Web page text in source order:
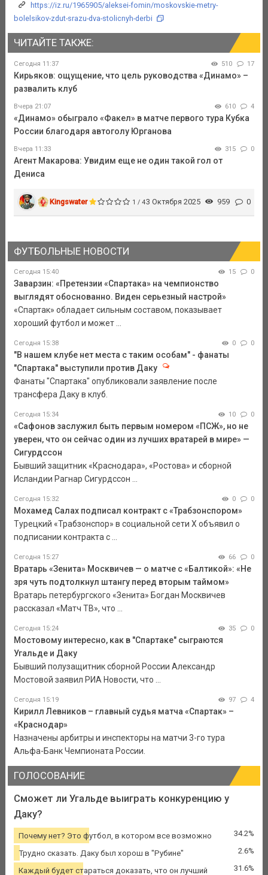
https://iz.ru/1965905/aleksei-fomin/moskovskie-metry-
bolelsikov-zdut-srazu-dva-stolicnyh-derbi
ЧИТАЙТЕ ТАКЖЕ:
Сегодня 11:37 510 17
Кирьяков: ощущение, что цель руководства «Динамо» –
развалить клуб
Вчера 21:07 610 4
«Динамо» обыграло «Факел» в матче первого тура Кубка
России благодаря автоголу Юрганова
Вчера 11:33 315 0
Агент Макарова: Увидим еще не один такой гол от
Дениса
Kingswater 1 / 43 Октября 2025 959 0
ФУТБОЛЬНЫЕ НОВОСТИ
Сегодня 15:40 15 0
Заварзин: «Претензии «Спартака» на чемпионство
выглядят обоснованно. Виден серьезный настрой»
«Спартак» обладает сильным составом, показывает
хороший футбол и может ...
Сегодня 15:38 0 0
"В нашем клубе нет места с таким особам" - фанаты
"Спартака" выступили против Даку
Фанаты "Спартака" опубликовали заявление после
трансфера Даку в клуб.
Сегодня 15:34 10 0
«Сафонов заслужил быть первым номером «ПСЖ», но не
уверен, что он сейчас один из лучших вратарей в мире» —
Сигурдссон
Бывший защитник «Краснодара», «Ростова» и сборной
Исландии Рагнар Сигурдссон ...
Сегодня 15:32 0 0
Мохамед Салах подписал контракт с «Трабзонспором»
Турецкий «Трабзонспор» в социальной сети Х объявил о
подписании контракта с ...
Сегодня 15:27 66 0
Вратарь «Зенита» Москвичев — о матче с «Балтикой»: «Не
зря чуть подтолкнул штангу перед вторым таймом»
Вратарь петербургского «Зенита» Богдан Москвичев
рассказал «Матч ТВ», что ...
Сегодня 15:24 35 0
Мостовому интересно, как в "Спартаке" сыграются
Угальде и Даку
Бывший полузащитник сборной России Александр
Мостовой заявил РИА Новости, что ...
Сегодня 15:19 97 4
Кирилл Левников – главный судья матча «Спартак» –
«Краснодар»
Назначены арбитры и инспекторы на матчи 3-го тура
Альфа-Банк Чемпионата России.
ГОЛОСОВАНИЕ
Сможет ли Угальде выиграть конкуренцию у
Даку?
Почему нет? Это футбол, в котором все возможно 34.2%
Трудно сказать. Даку был хорош в "Рубине" 2.6%
Каждый будет стараться доказать, что он лучший 31.6%